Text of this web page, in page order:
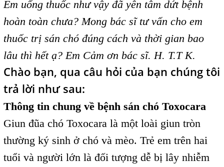
Em uống thuốc như vậy đã yên tâm dứt bệnh
hoàn toàn chưa? Mong bác sĩ tư vấn cho em
thuốc trị sán chó đúng cách và thời gian bao
lâu thì hết ạ? Em Cảm ơn bác sĩ. H. T.T K.
Chào bạn, qua câu hỏi của bạn chúng tôi
trả lời như sau:
Thông tin chung về bệnh sán chó Toxocara
Giun đũa chó Toxocara là một loài giun tròn
thường ký sinh ở chó và mèo. Trẻ em trên hai
tuổi và người lớn là đối tượng dễ bị lây nhiễm